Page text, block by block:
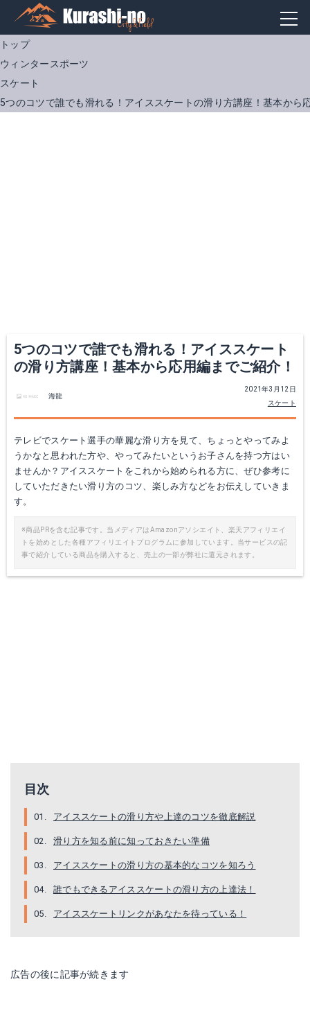
トップ
ウィンタースポーツ
スケート
5つのコツで誰でも滑れる！アイススケートの滑り方講座！基本から
5つのコツで誰でも滑れる！アイススケート
の滑り方講座！基本から応用編までご紹介！
2021年3月12日
スケート
海龍
テレビでスケート選手の華麗な滑り方を見て、ちょっとやってみよ
うかなと思われた方や、やってみたいというお子さんを持つ方はい
ませんか？アイススケートをこれから始められる方に、ぜひ参考に
していただきたい滑り方のコツ、楽しみ方などをお伝えしていきま
す。
※商品PRを含む記事です。当メディアはAmazonアソシエイト、楽天アフィリエイ
トを始めとした各種アフィリエイトプログラムに参加しています。当サービスの記
事で紹介している商品を購入すると、売上の一部が弊社に還元されます。
目次
アイススケートの滑り方や上達のコツを徹底解説
滑り方を知る前に知っておきたい準備
アイススケートの滑り方の基本的なコツを知ろう
誰でもできるアイススケートの滑り方の上達法！
アイススケートリンクがあなたを待っている！
広告の後に記事が続きます